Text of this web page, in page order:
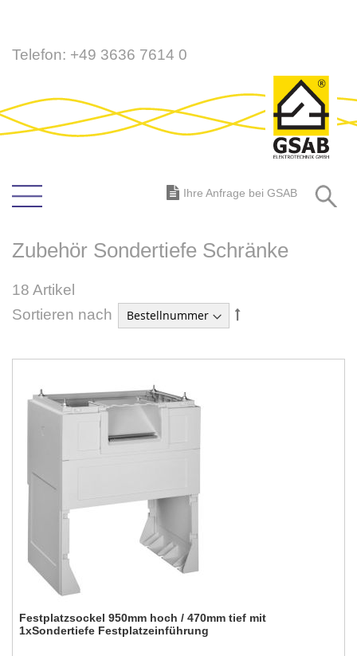
Direkt
Telefon: +49 3636 7614 0
Ihre Anfrage bei GSAB
Zubehör Sondertiefe Schränke
18 Artikel
Sortieren nach
In
Festplatzsockel 950mm hoch / 470mm tief mit
1xSondertiefe Festplatzeinführung